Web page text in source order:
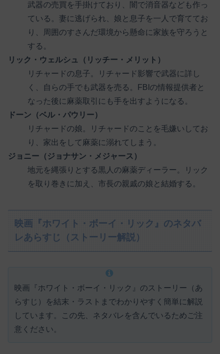
武器の売買を手掛けており、闇で消音器なども作っ
ている。妻に逃げられ、娘と息子を一人で育ててお
り、周囲のすさんだ環境から懸命に家族を守ろうと
する。
リック・ウェルシュ（リッチー・メリット）
リチャードの息子。リチャード影響で武器に詳し
く、自らの手でも武器を売る。FBIの情報提供者と
なった後に麻薬取引にも手を出すようになる。
ドーン（ベル・パウリー）
リチャードの娘。リチャードのことを毛嫌いしてお
り、家出をして麻薬に溺れてしまう。
ジョニー（ジョナサン・メジャース）
地元を縄張りとする黒人の麻薬ディーラー。リック
を取り巻きに加え、市長の親戚の娘と結婚する。
映画『ホワイト・ボーイ・リック』のネタバ
レあらすじ（ストーリー解説）
映画『ホワイト・ボーイ・リック』のストーリー（あ
らすじ）を結末・ラストまでわかりやすく簡単に解説
しています。この先、ネタバレを含んでいるためご注
意ください。